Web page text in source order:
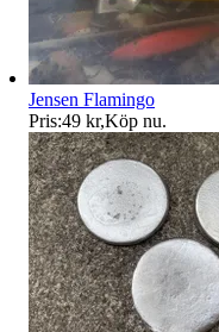
Jensen Flamingo
Pris:49 kr,Köp nu.